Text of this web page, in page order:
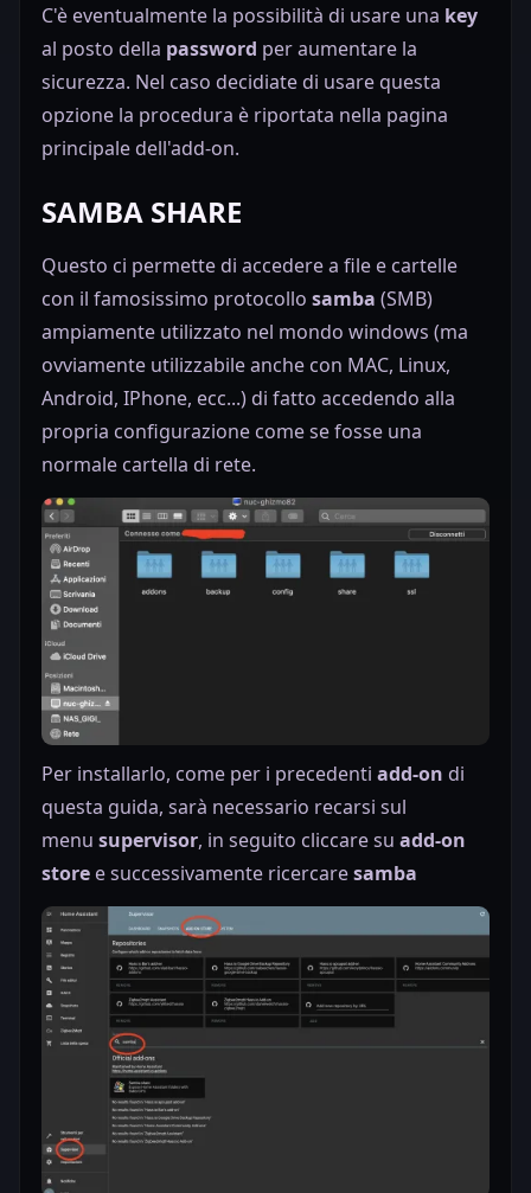
C'è eventualmente la possibilità di usare una key
al posto della password per aumentare la
sicurezza. Nel caso decidiate di usare questa
opzione la procedura è riportata nella pagina
principale dell'add-on.
SAMBA SHARE
Questo ci permette di accedere a file e cartelle
con il famosissimo protocollo samba (SMB)
ampiamente utilizzato nel mondo windows (ma
ovviamente utilizzabile anche con MAC, Linux,
Android, IPhone, ecc...) di fatto accedendo alla
propria configurazione come se fosse una
normale cartella di rete.
Per installarlo, come per i precedenti add-on di
questa guida, sarà necessario recarsi sul
menu supervisor, in seguito cliccare su add-on
store e successivamente ricercaresamba